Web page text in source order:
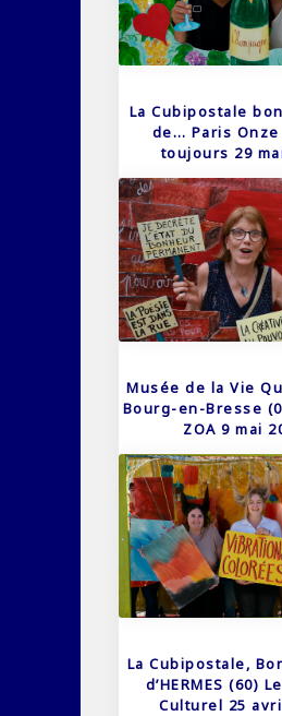
La Cubipostale
de… Paris Onze
toujours 29
Musée de la Vie
Bourg-en-Bresse
ZOA 9 mai
La Cubipostale,
d’HERMES (60)
Culturel 25